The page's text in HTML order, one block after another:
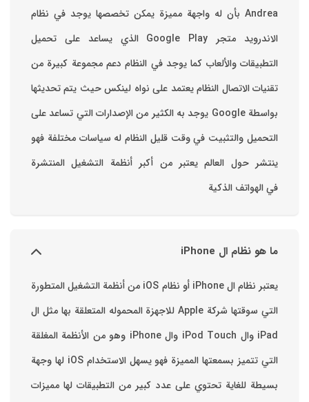
Andrea بأن له واجهة مميزة يمكن تخصصها ‏يوجد في نظام
الاندرويد متجر Google Play الذي يساعد على تحميل
التطبيقات والألعاب ‏كما يوجد في النظام دعم مجموعة كبيرة من
تقنيات الاتصال ‏النظام يعتمد على نواه لينكس حيث يتم تحديثها
بواسطة ‫Google‬ ‏يوجد به الكثير من الإصدارات التي تساعد على
التحميل والتثبيت في وقت قليل ‏النظام له سياسات مختلفة فهو
ينتشر حول العالم يعتبر من أكبر أنظمة التشغيل المنتشرة
في الهواتف الذكية
ما هو نظام ال iPhone
يعتبر نظام ال iPhone أو نظام iOS من أنظمة التشغيل المتطورة
التي سوقتها شركة Apple للاجهزة المحموله المتعلقة بها مثل ال
iPad وال iPod Touch وال iPhone وهو من الأنظمة المغلقة
التي تتميز بسمعتها المميزة فهو يسهل الاستخدام ‏iOS لها وجهة
بسيطة للغاية تحتوي على عدد كبير من التطبيقات لها مميزات